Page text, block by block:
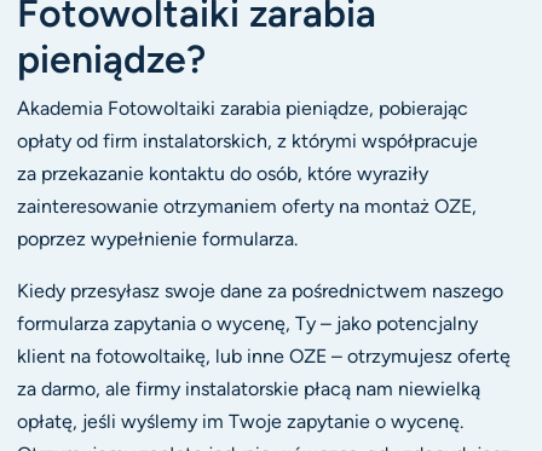
Fotowoltaiki zarabia
pieniądze?
Akademia Fotowoltaiki zarabia pieniądze, pobierając
opłaty od firm instalatorskich, z którymi współpracuje
za przekazanie kontaktu do osób, które wyraziły
zainteresowanie otrzymaniem oferty na montaż OZE,
poprzez wypełnienie formularza.
Kiedy przesyłasz swoje dane za pośrednictwem naszego
formularza zapytania o wycenę, Ty – jako potencjalny
klient na fotowoltaikę, lub inne OZE – otrzymujesz ofertę
za darmo, ale firmy instalatorskie płacą nam niewielką
opłatę, jeśli wyślemy im Twoje zapytanie o wycenę.